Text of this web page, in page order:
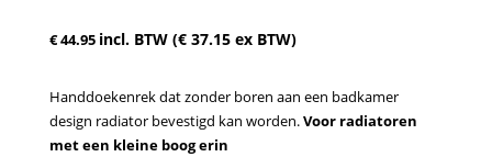
€44.95 incl. BTW (€37.15ex BTW)
Handdoekenrek dat zonder boren aan een badkamer
design radiator bevestigd kan worden.Voor radiatoren
met een kleine boog erin